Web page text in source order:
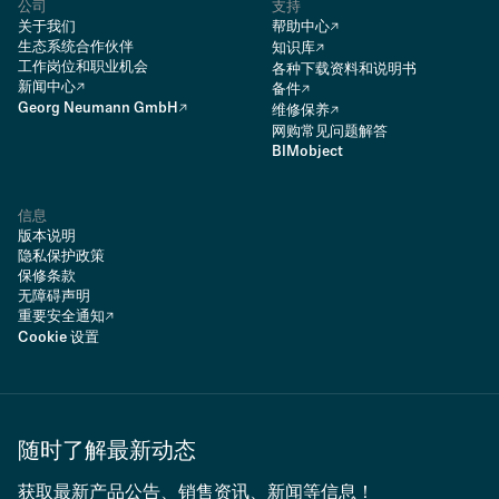
公司
关于我们
生态系统合作伙伴
工作岗位和职业机会
新闻中心
Georg Neumann GmbH
支持
帮助中心
知识库
各种下载资料和说明书
备件
维修保养
网购常见问题解答
BIMobject
信息
版本说明
隐私保护政策
保修条款
无障碍声明
重要安全通知
Cookie 设置
随时了解最新动态
获取最新产品公告、销售资讯、新闻等信息！